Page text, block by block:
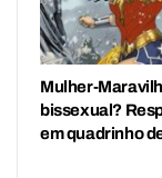
Mulher-
bissexual?
em quadrinho